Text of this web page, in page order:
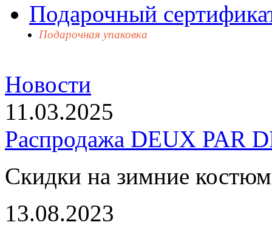
Подарочный
Подарочная упаковка
Новости
11.03.2025
Распродажа DEUX PAR
Скидки на зимние
13.08.2023